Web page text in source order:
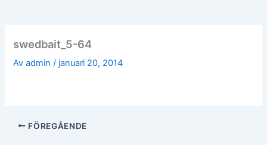
swedbait_5-64
Avadmin/ januari 20, 2014
FÖREGÅENDE